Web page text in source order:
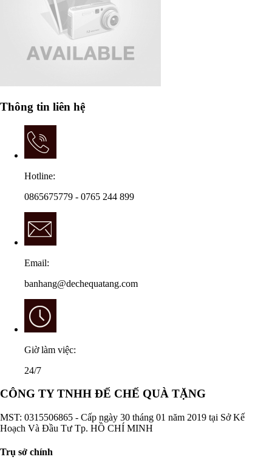
Thông tin liên hệ
Hotline:
0865675779 - 0765 244 899
Email:
banhang@dechequatang.com
Giờ làm việc:
24/7
CÔNG TY TNHH ĐẾ CHẾ QUÀ TẶNG
MST: 0315506865 - Cấp ngày 30 tháng 01 năm 2019 tại Sở Kế
Hoạch Và Đầu Tư Tp. HỒ CHÍ MINH
Trụ sở chính